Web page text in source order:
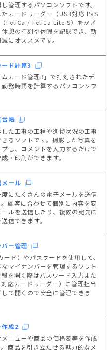
管理するパソコンソフトです。
カードリーダー（USB対応 PaS
FeliCa / FeliCa Lite-S）をかざ
休憩の打刻や休暇を記録でき、勤
にオススメです。
ド計算3
ムカード管理3」で打刻されたデ
務時間を計算するパソコンソフ
台帳
た工事の工程や進捗状況の工事
るソフトです。撮影した写真を
プし、コメントを入力するだけで
・印刷ができます。
メール
にたくさんの電子メールを送信
顧客に合わせて個別に内容を変
ルを送信したり、複数の宛先に
信できます。
バー管理
ド）やパスワードを使用して、
マイナンバーを管理するソフト
を開く際はパスワード入力また
応カードリーダー）に管理担当
て開くので安全に管理できま
作成2
ニューや商品の価格表等を作成
商品を引き立たせる魅力的なメ